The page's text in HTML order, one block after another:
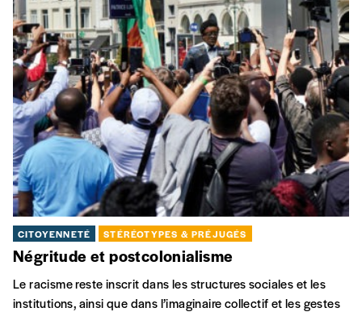
CITOYENNETÉ STÉRÉOTYPES & PRÉJUGÉS
Négritude et postcolonialisme
Le racisme reste inscrit dans les structures sociales et les
institutions, ainsi que dans l’imaginaire collectif et les gestes